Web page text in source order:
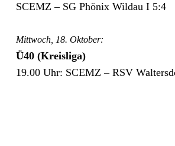
SCEMZ – SG Phönix Wildau I 5:4
Mittwoch, 18. Oktober:
Ü40 (Kreisliga)
19.00 Uhr: SCEMZ – RSV